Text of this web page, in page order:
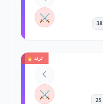
⚔️
ترند 🔥
⚔️